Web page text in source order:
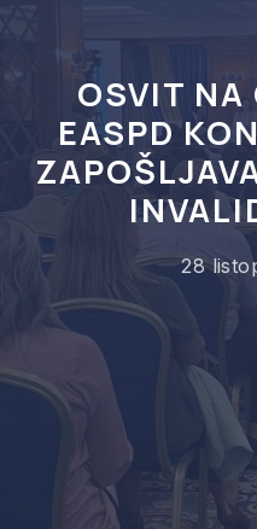
OSVIT NA
EASPD
28